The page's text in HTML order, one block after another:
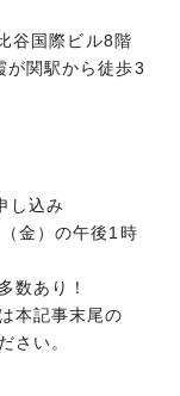
谷国際ビル8階
が関駅から徒歩3
し込み
金）の午後1時
数あり！
本記事末尾の
ださい。